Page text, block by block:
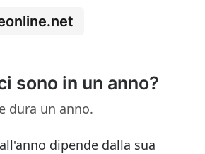
sono in un anno?
dura un anno.
dipende dalla sua